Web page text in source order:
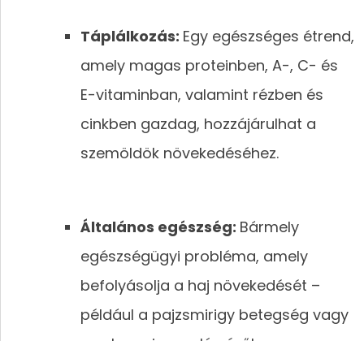
Táplálkozás: Egy egészséges étrend,
amely magas proteinben, A-, C- és
E-vitaminban, valamint rézben és
cinkben gazdag, hozzájárulhat a
szemöldök növekedéséhez.
Általános egészség: Bármely
egészségügyi probléma, amely
befolyásolja a haj növekedését –
például a pajzsmirigy betegség vagy